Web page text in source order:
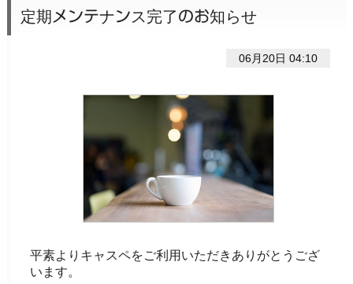
定期メンテナンス完了のお知らせ
06月20日 04:10
平素よりキャスペをご利用いただきありがとうござ
います。